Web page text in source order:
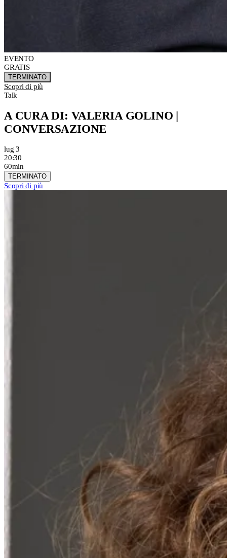
EVENTO
GRATIS
TERMINATO
Scopri di più
Talk
A CURA DI: VALERIA GOLINO |
CONVERSAZIONE
lug 3
20:30
60min
TERMINATO
Scopri di più